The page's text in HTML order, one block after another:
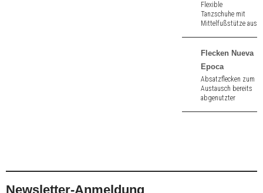
Flexible
Tanzschuhe mit
Mittelfußstütze aus
Sohle. Absatzhöhe
Flecken Nueva
Epoca
Absatzflecken zum
Austausch bereits
abgenutzter
Newsletter-Anmeldung